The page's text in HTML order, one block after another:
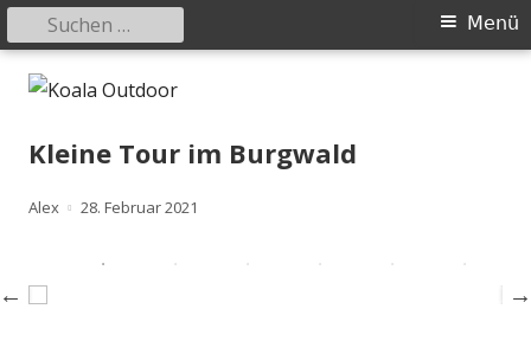
Springe
Inhalt
Koala Outdoor
Hier ist eine Übersicht meiner Wander- und Trekkingtouren
Primäres
Menü
Menü
Suchen
nach:
Kleine Tour im Burgwald
Autor
Alex
Veröffentlicht
28. Februar 2021